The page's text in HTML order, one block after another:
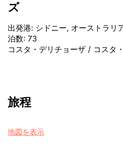
ズ
出発港: シドニー, オーストラリ
泊数: 73
コスタ・デリチョーザ / コスタ
旅程
地図を表示